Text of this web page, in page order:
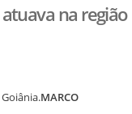
na região
MARCO